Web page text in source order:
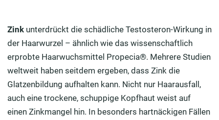
Zink unterdrückt die schädliche Testosteron-Wirkung in
der Haarwurzel – ähnlich wie das wissenschaftlich
erprobte Haarwuchsmittel Propecia®. Mehrere Studien
weltweit haben seitdem ergeben, dass Zink die
Glatzenbildung aufhalten kann. Nicht nur Haarausfall,
auch eine trockene, schuppige Kopfhaut weist auf
einen Zinkmangel hin. In besonders hartnäckigen Fällen